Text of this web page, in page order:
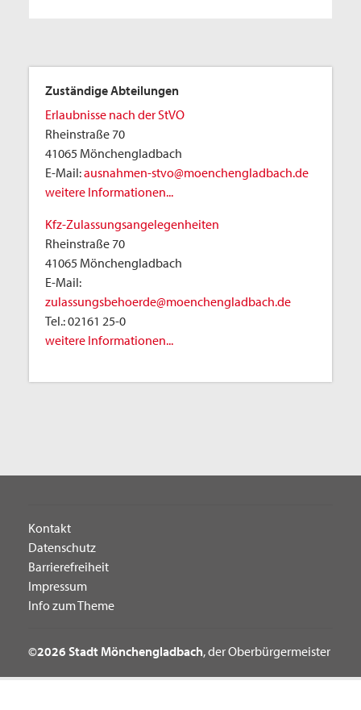
Zuständige Abteilungen
Erlaubnisse nach der StVO
Rheinstraße 70
41065 Mönchengladbach
E-Mail:ausnahmen-stvo@moenchengladbach.de
weitere Informationen...
Kfz-Zulassungsangelegenheiten
Rheinstraße 70
41065 Mönchengladbach
E-Mail:
zulassungsbehoerde@moenchengladbach.de
Tel.:02161 25-0
weitere Informationen...
Kontakt
Datenschutz
Barrierefreiheit
Impressum
Info zum Theme
©2026 Stadt Mönchengladbach, der Oberbürgermeister